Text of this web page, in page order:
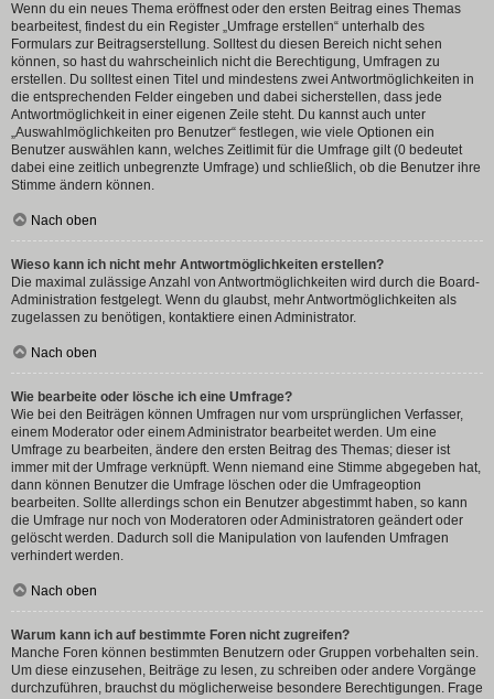
Wenn du ein neues Thema eröffnest oder den ersten Beitrag eines Themas
bearbeitest, findest du ein Register „Umfrage erstellen“ unterhalb des
Formulars zur Beitragserstellung. Solltest du diesen Bereich nicht sehen
können, so hast du wahrscheinlich nicht die Berechtigung, Umfragen zu
erstellen. Du solltest einen Titel und mindestens zwei Antwortmöglichkeiten in
die entsprechenden Felder eingeben und dabei sicherstellen, dass jede
Antwortmöglichkeit in einer eigenen Zeile steht. Du kannst auch unter
„Auswahlmöglichkeiten pro Benutzer“ festlegen, wie viele Optionen ein
Benutzer auswählen kann, welches Zeitlimit für die Umfrage gilt (0 bedeutet
dabei eine zeitlich unbegrenzte Umfrage) und schließlich, ob die Benutzer ihre
Stimme ändern können.
Nach oben
Wieso kann ich nicht mehr Antwortmöglichkeiten erstellen?
Die maximal zulässige Anzahl von Antwortmöglichkeiten wird durch die Board-
Administration festgelegt. Wenn du glaubst, mehr Antwortmöglichkeiten als
zugelassen zu benötigen, kontaktiere einen Administrator.
Nach oben
Wie bearbeite oder lösche ich eine Umfrage?
Wie bei den Beiträgen können Umfragen nur vom ursprünglichen Verfasser,
einem Moderator oder einem Administrator bearbeitet werden. Um eine
Umfrage zu bearbeiten, ändere den ersten Beitrag des Themas; dieser ist
immer mit der Umfrage verknüpft. Wenn niemand eine Stimme abgegeben hat,
dann können Benutzer die Umfrage löschen oder die Umfrageoption
bearbeiten. Sollte allerdings schon ein Benutzer abgestimmt haben, so kann
die Umfrage nur noch von Moderatoren oder Administratoren geändert oder
gelöscht werden. Dadurch soll die Manipulation von laufenden Umfragen
verhindert werden.
Nach oben
Warum kann ich auf bestimmte Foren nicht zugreifen?
Manche Foren können bestimmten Benutzern oder Gruppen vorbehalten sein.
Um diese einzusehen, Beiträge zu lesen, zu schreiben oder andere Vorgänge
durchzuführen, brauchst du möglicherweise besondere Berechtigungen. Frage